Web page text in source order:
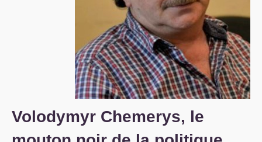
Volodymyr Chemerys, le